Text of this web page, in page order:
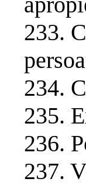
233.
234.
235.
236.
237.